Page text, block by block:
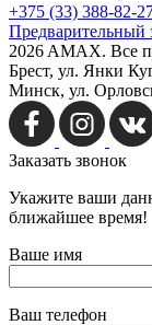
+375 (33) 388-82-
Предварительный
2026 AMAX. Все
Брест, ул. Янки
Минск, ул.
Заказать звонок
Укажите ваши
ближайшее время!
Ваше имя
Ваш телефон